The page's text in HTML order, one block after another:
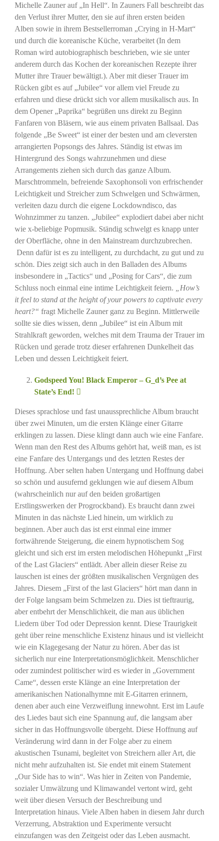
Michelle Zauner auf „In Hell“. In Zauners Fall beschreibt das
den Verlust ihrer Mutter, den sie auf ihren ersten beiden
Alben sowie in ihrem Bestsellerroman „Crying in H-Mart“
und durch die koreanische Küche, verarbeitet (In dem
Roman wird autobiographisch beschrieben, wie sie unter
anderem durch das Kochen der koreanischen Rezepte ihrer
Mutter ihre Trauer bewältigt.). Aber mit dieser Trauer im
Rücken gibt es auf „Jubilee“ vor allem viel Freude zu
erfahren und diese drückt sich vor allem musikalisch aus. In
dem Opener „Paprika“ begrüßen uns direkt zu Beginn
Fanfaren von Bläsern, wie aus einem privaten Ballsaal. Das
folgende „Be Sweet“ ist einer der besten und am cleversten
arrangierten Popsongs des Jahres. Ständig ist etwas im
Hintergrund des Songs wahrzunehmen und diese
Arrangements ziehen sich durch das ganze Album.
Marschtrommeln, befreiende Saxophonsoli von erfrischender
Leichtigkeit und Streicher zum Schwelgen und Schwärmen,
verleiten dazu durch die eigene Lockdowndisco, das
Wohnzimmer zu tanzen. „Jubilee“ explodiert dabei aber nicht
wie x-beliebige Popmusik. Ständig schwelgt es knapp unter
der Oberfläche, ohne in den Mainstream durchzubrechen.
Denn dafür ist es zu intelligent, zu durchdacht, zu gut und zu
schön. Dies zeigt sich auch in den Balladen des Albums
insbesondere in „Tactics“ und „Posing for Cars“, die zum
Schluss noch einmal eine intime Leichtigkeit feiern.
„How’s
it feel to stand at the height of your powers to captivate every
heart?“ fragt Michelle Zauner ganz zu Beginn. Mittlerweile
sollte sie dies wissen, denn „Jubilee“ ist ein Album mit
Strahlkraft geworden, welches mit dem Trauma der Trauer im
Rücken und gerade trotz dieser erfahrenen Dunkelheit das
Leben und dessen Leichtigkeit feiert.
Godspeed You! Black Emperor – G_d’s Pee at
State’s End!
Dieses sprachlose und fast unaussprechliche Album braucht
über zwei Minuten, um die ersten Klänge einer Gitarre
erklingen zu lassen. Diese klingt dann auch wie eine Fanfare.
Wenn man den Rest des Albums gehört hat, weiß man, es ist
eine Fanfare des Untergangs und des letzten Restes der
Hoffnung. Aber selten haben Untergang und Hoffnung dabei
so schön und ausufernd geklungen wie auf diesem Album
(wahrscheinlich nur auf den beiden großartigen
Erstlingswerken der Progrockband). Es braucht dann zwei
Minuten in das nächste Lied hinein, um wirklich zu
beginnen. Aber auch das ist erst einmal eine immer
fortwährende Steigerung, die einem hypnotischem Sog
gleicht und sich erst im ersten melodischen Höhepunkt „First
of the Last Glaciers“ entlädt. Aber allein dieser Reise zu
lauschen ist eines der größten musikalischen Vergnügen des
Jahres. Diesem „First of the last Glaciers“ hört man dann in
der Folge langsam beim Schmelzen zu. Dies ist tieftraurig,
aber entbehrt der Menschlichkeit, die man aus üblichen
Liedern über Tod oder Depression kennt. Diese Traurigkeit
geht über reine menschliche Existenz hinaus und ist vielleicht
wie ein Klagegesang der Natur zu hören. Aber das ist
sicherlich nur eine Interpretationsmöglichkeit. Menschlicher
oder zumindest politischer wird es wieder in „Government
Came“, dessen erste Klänge an eine Interpretation der
amerikanischen Nationalhymne mit E-Gitarren erinnern,
denen aber auch eine Verzweiflung innewohnt. Erst im Laufe
des Liedes baut sich eine Spannung auf, die langsam aber
sicher in das Hoffnungsvolle übergeht. Diese Hoffnung auf
Veränderung wird dann in der Folge aber zu einem
akustischen Tsunami, begleitet von Streichern aller Art, die
nicht mehr aufzuhalten ist. Sie endet mit einem Statement
„Our Side has to win“. Was hier in Zeiten von Pandemie,
sozialer Umwälzung und Klimawandel vertont wird, geht
weit über diesen Versuch der Beschreibung und
Interpretation hinaus. Viele Alben haben in diesem Jahr durch
Verzerrung, Abstraktion und Experimente versucht
einzufangen was den Zeitgeist oder das Leben ausmacht.